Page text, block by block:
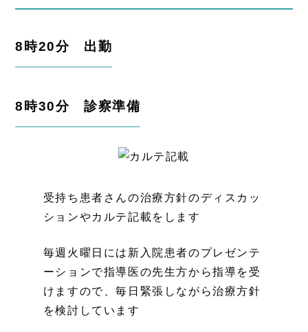
8時20分 出勤
8時30分 診察準備
受持ち患者さんの治療方針のディスカッ
ションやカルテ記載をします
毎週火曜日には新入院患者のプレゼンテ
ーションで指導医の先生方から指導を受
けますので、毎日緊張しながら治療方針
を検討しています